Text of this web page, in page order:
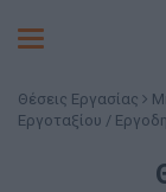
Toggle
Θέσεις Εργασίας
Εργοταξίου /